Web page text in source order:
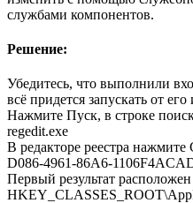
службами компонентов.
Решение:
Убедитесь, что выполнили
всё придется запускать от
Нажмите Пуск, в строке
regedit.exe
В редакторе реестра
D086-4961-86A6-
Первый результат